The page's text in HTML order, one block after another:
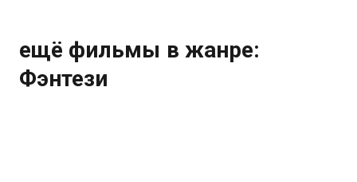
ещё фильмы в жанре:
Фэнтези